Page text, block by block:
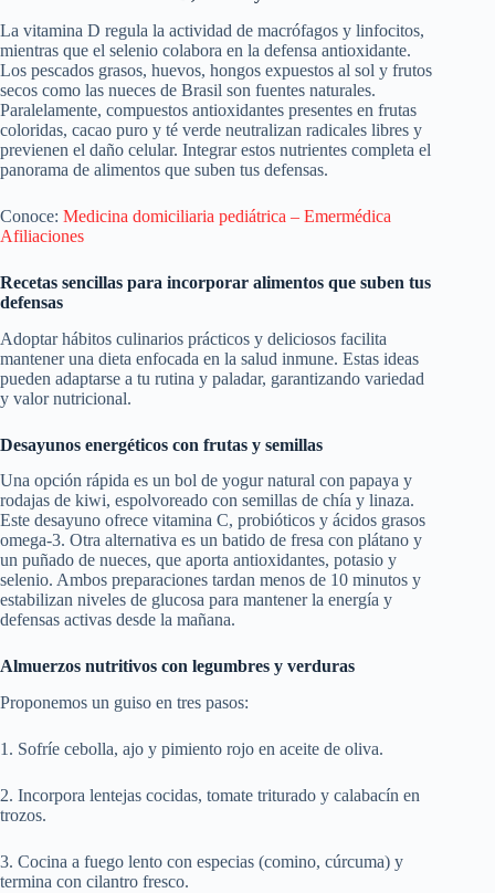
La vitamina D regula la actividad de macrófagos y linfocitos,
mientras que el selenio colabora en la defensa antioxidante.
Los pescados grasos, huevos, hongos expuestos al sol y frutos
secos como las nueces de Brasil son fuentes naturales.
Paralelamente, compuestos antioxidantes presentes en frutas
coloridas, cacao puro y té verde neutralizan radicales libres y
previenen el daño celular. Integrar estos nutrientes completa el
panorama de alimentos que suben tus defensas.
Conoce: Medicina domiciliaria pediátrica – Emermédica
Afiliaciones
Recetas sencillas para incorporar alimentos que suben tus
defensas
Adoptar hábitos culinarios prácticos y deliciosos facilita
mantener una dieta enfocada en la salud inmune. Estas ideas
pueden adaptarse a tu rutina y paladar, garantizando variedad
y valor nutricional.
Desayunos energéticos con frutas y semillas
Una opción rápida es un bol de yogur natural con papaya y
rodajas de kiwi, espolvoreado con semillas de chía y linaza.
Este desayuno ofrece vitamina C, probióticos y ácidos grasos
omega-3. Otra alternativa es un batido de fresa con plátano y
un puñado de nueces, que aporta antioxidantes, potasio y
selenio. Ambos preparaciones tardan menos de 10 minutos y
estabilizan niveles de glucosa para mantener la energía y
defensas activas desde la mañana.
Almuerzos nutritivos con legumbres y verduras
Proponemos un guiso en tres pasos:
1. Sofríe cebolla, ajo y pimiento rojo en aceite de oliva.
2. Incorpora lentejas cocidas, tomate triturado y calabacín en
trozos.
3. Cocina a fuego lento con especias (comino, cúrcuma) y
termina con cilantro fresco.